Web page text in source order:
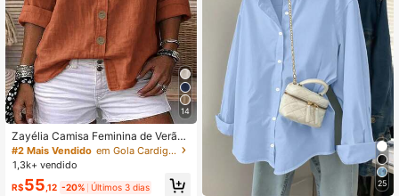
14
Zayélia Camisa Feminina de Verão
Elegante e Simples, Tecido Liso, Ca
sual, Camisa de Trabalho
#2 Mais Vendido
em Gola Cardigan Tops, blusas e camisetas feminina
1,3k+ vendido
R$55,12 -20% Últimos 3 dias 25